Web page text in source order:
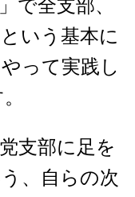
で全支部、
いう基本に
って実践し
支部に足を
、自らの次